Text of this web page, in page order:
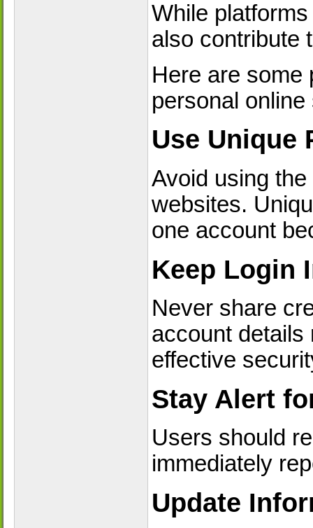
While
also contribute
Here are some
personal
Use Unique
Avoid using
websites.
one account
Keep Login
Never share
account details
effective
Stay Alert
Users should
immediately
Update